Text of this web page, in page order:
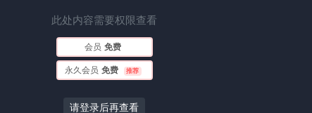
此处内容需要权限查看
会员 免费
永久会员 免费 推荐
请登录后再查看